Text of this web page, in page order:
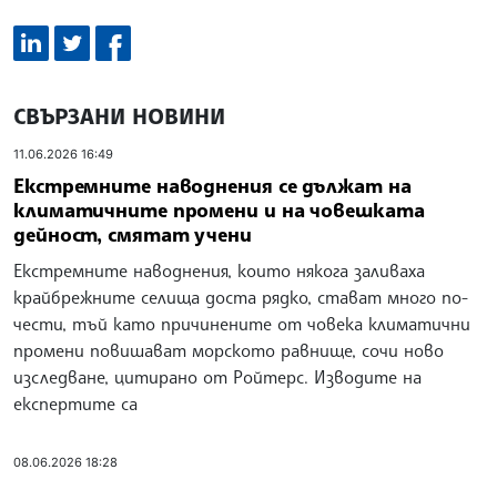
СВЪРЗАНИ НОВИНИ
11.06.2026 16:49
Екстремните наводнения се дължат на
климатичните промени и на човешката
дейност, смятат учени
Екстремните наводнения, които някога заливаха
крайбрежните селища доста рядко, стават много по-
чести, тъй като причинените от човека климатични
промени повишават морското равнище, сочи ново
изследване, цитирано от Ройтерс. Изводите на
експертите са
08.06.2026 18:28